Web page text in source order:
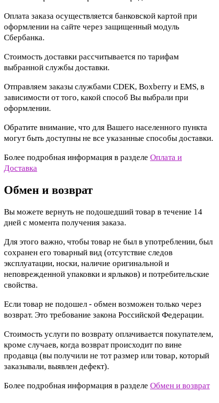
Оплата заказа осуществляется банковской картой при
оформлении на сайте через защищенный модуль
Сбербанка.
Стоимость доставки рассчитывается по тарифам
выбранной службы доставки.
Отправляем заказы службами CDEK, Boxberry и EMS, в
зависимости от того, какой способ Вы выбрали при
оформлении.
Обратите внимание, что для Вашего населенного пункта
могут быть доступны не все указанные способы доставки.
Более подробная информация в разделе Оплата и
Доставка
Обмен и возврат
Вы можете вернуть не подошедший товар в течение 14
дней с момента получения заказа.
Для этого важно, чтобы товар не был в употреблении, был
сохранен его товарный вид (отсутствие следов
эксплуатации, носки, наличие оригинальной и
неповрежденной упаковки и ярлыков) и потребительские
свойства.
Если товар не подошел - обмен возможен только через
возврат. Это требование закона Российской Федерации.
Стоимость услуги по возврату оплачивается покупателем,
кроме случаев, когда возврат происходит по вине
продавца (вы получили не тот размер или товар, который
заказывали, выявлен дефект).
Более подробная информация в разделе Обмен и возврат